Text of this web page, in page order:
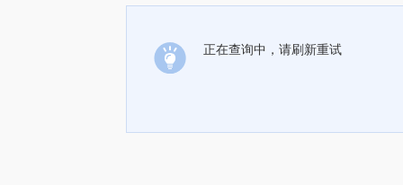
正在查询中，请刷新重试